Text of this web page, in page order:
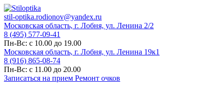
stil-optika.rodionov@yandex.ru
Московская область, г. Лобня, ул. Ленина 2/2
8 (495) 577-09-41
Пн-Вс: с 10.00 до 19.00
Московская область, г. Лобня, ул. Ленина 19к1
8 (916) 865-08-74
Пн-Вс: с 11.00 до 20.00
Записаться на прием Ремонт очков